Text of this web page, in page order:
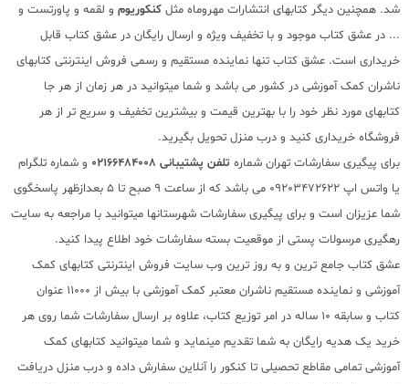
شد. همچنین دیگر کتابهای انتشارات مهروماه مثل کنکوریوم و لقمه و پاورتست و
... در عشق کتاب موجود و با تخفیف ویژه و ارسال رایگان در عشق کتاب قابل
خریداری است. عشق کتاب تنها نماینده مستقیم و رسمی فروش اینترنتی کتابهای
ناشران کمک آموزشی در کشور می باشد و شما میتوانید در هر زمان از هر جا
کتابهای مورد نظر خود را با بهترین قیمت و بیشترین تخفیف و سریع تر از هر
فروشگاه خریداری کنید و درب منزل تحویل بگیرید.
برای پیگیری سفارشات تهران شماره تلفن پشتیبانی 02166484008
و شماره تلگرام
یا واتس اپ 09203472622 می باشد که از ساعت 9 صبح تا 5 بعدازظهر پاسخگوی
شما عزیزان است و برای پیگیری سفارشات شهرستانها میتوانید با مراجعه به سایت
رهگیری مرسولات پستی از موقعیت بسته سفارشات خود اطلاع پیدا کنید.
عشق کتاب جامع ترین و به روز ترین وب سایت فروش اینترنتی کتابهای کمک
آموزشی و نماینده مستقیم ناشران معتبر کمک آموزشی با بیش از 11000 عنوان
کتاب و سابقه 10 ساله در امر توزیع کتاب، علاوه بر ارسال سفارشات شما روی هر
خرید یک هدیه رایگان به شما تقدیم مینماید و شما میتوانید کتابهای کمک
آموزشی تمامی مقاطع تحصیلی تا کنکور را آنلاین سفارش داده و درب منزل دریافت